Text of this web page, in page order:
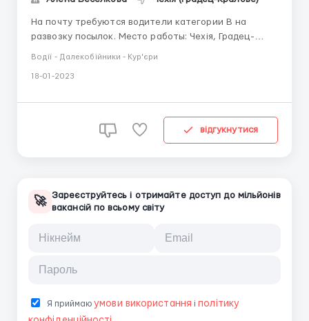
На почту требуются водители категории В на
развозку посылок. Место работы: Чехія, Градец-
алкоголю. Условия: 150 крон/час; График работы: по
Водії - Далекобійники - Кур'єри
18-01-2023
відгукнутися
🚀 Зареєструйтесь і отримайте доступ до мільйонів
вакансій по всьому світу
Я приймаюумови використання і політику